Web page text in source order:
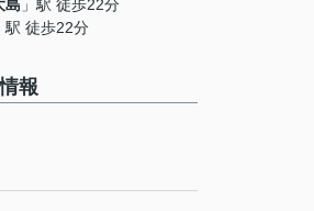
島 」駅 徒歩22分
駅 徒歩22分
報